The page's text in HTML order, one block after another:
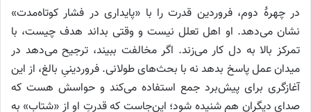
در چهرهٔ دوم، فروردین قدرت را با «پایداری در فشار کوتاه‌مدت»
نشان می‌دهد. او اهل تعلل نیست و وقتی بداند هدف چیست، با
تمرکز بالا به دل کار می‌زند. اگر مخالفت ببیند، ترجیح می‌دهد در
میدان عمل پاسخ بدهد نه با بحث‌های طولانی. فروردینیِ بالغ، از این
آغازگری برای پیش‌برد جمع استفاده می‌کند و حواسش هست که
صدای دیگران هم شنیده شود؛ این‌جاست که قدرتِ او از «شتاب» به